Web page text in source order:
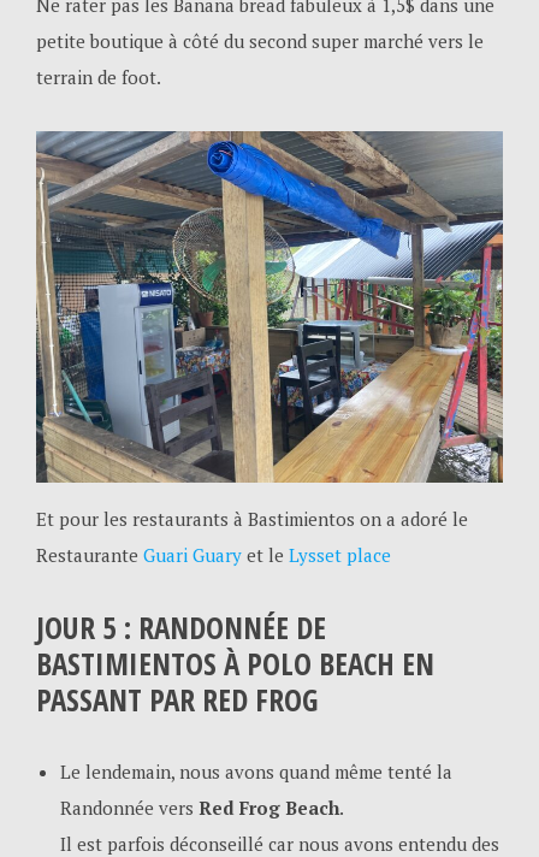
Ne rater pas les Banana bread fabuleux à 1,5$ dans une
petite boutique à côté du second super marché vers le
terrain de foot.
Et pour les restaurants à Bastimientos on a adoré le
Restaurante Guari Guaryet le Lysset place
JOUR 5 : RANDONNÉE DE
BASTIMIENTOS À POLO BEACH EN
PASSANT PAR RED FROG
Le lendemain, nous avons quand même tenté la
Randonnée vers Red Frog Beach.
Il est parfois déconseillé car nous avons entendu des